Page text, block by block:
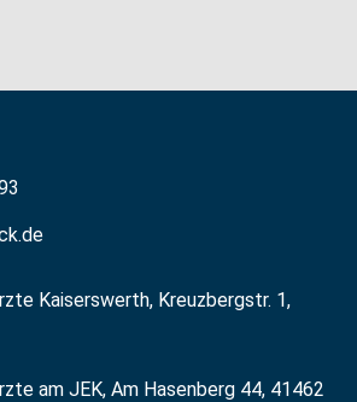
Kaiserswerth, Kreuzbergstr. 1,
am JEK, Am Hasenberg 44, 41462